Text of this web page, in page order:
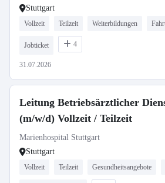
Stuttgart
Vollzeit Teilzeit Weiterbildungen
Jobticket 4
31.07.2026
Leitung Betriebsärztlicher
(m/w/d) Vollzeit / Teilzeit
Marienhospital Stuttgart
Stuttgart
Vollzeit Teilzeit Gesundheitsangebote